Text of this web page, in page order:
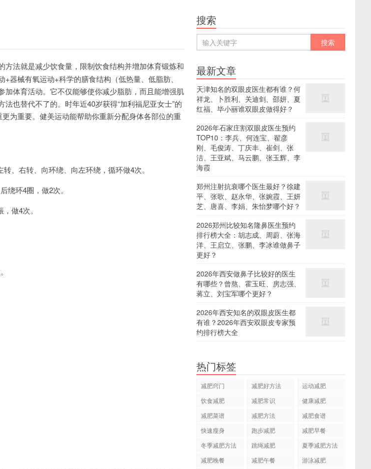
法就是减少饮食量，限制饮食结构并增加体育锻炼和
器械有氧运动+科学的膳食结构（低热量、低脂肪、
体育活动。它不仅能够使你减少脂肪，而且能增强肌
也替代不了的。时年近40岁获得“加利福尼亚女士”的
为重要。健美运动能帮助你重新分配身体各部位的重
右转、向环绕、向左环绕，循环做4次。
环4圈，做2次。
做4次。
搜索
最新文章
天津知名的双眼皮医生都有谁？何
祥龙、卜胜利、关迪剑、邵妍、夏
红福、毕小丽谁双眼皮做得好？
2026年石家庄割双眼皮医生预约
TOP10：李兵、何连宝、翟彦
刚、毛俊涛、丁庆丰、崔剑、张
洁、王亚斌、马云鹏、张玉辉、李
海霞
郑州注射抗衰哪个医生最好？徐建
平、张歌、赵永华、张婉霞、王妍
芝、唐喜、李娟、朱怡梦哪个好？
2026郑州比较知名隆鼻医生预约
排行榜大全：胡志成、周蔚、张海
洋、王启立、张鹏、李冰谁做鼻子
更好？
2026年西安做鼻子比较好的医生
有哪些？曾熬、霍玉旺、房志强、
蒋立、刘宝军哪个更好？
2026年西安知名的双眼皮医生都
有谁？2026年西安双眼皮专家预
约排行榜大全
热门标签
减肥窍门 减肥好方法
运动减肥
饮食减肥
减肥常识
健康减肥
减肥菜谱
减肥方法
减肥食谱
快速瘦身
跑步减肥
减肥早餐
冬季减肥方法
跳绳减肥
夏季减肥方法
减肥晚餐
减肥午餐
游泳减肥